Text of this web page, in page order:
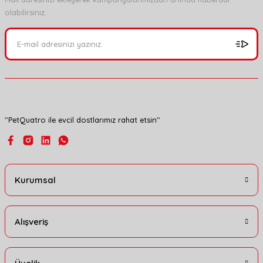
Ürün resmi kalitesiz, bozuk veya görüntülenemiyor.
Ürün bilgilerinde hatalar bulunuyor.
olabilirsiniz.
''PetQuatro ile evcil dostlarımız rahat etsin''
Kurumsal
Alışveriş